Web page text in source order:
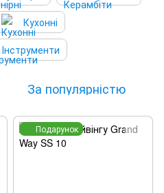
Кухонні
Інструменти
За популярністю
Подарунок